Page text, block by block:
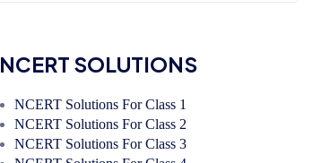
NCERT SOLUTIONS
NCERT Solutions For Class 1
NCERT Solutions For Class 2
NCERT Solutions For Class 3